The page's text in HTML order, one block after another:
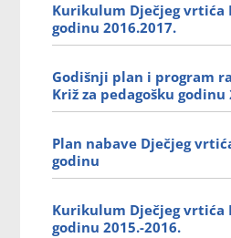
Kurikulum Dječjeg vrtića
godinu 2016.2017.
Godišnji plan i program
Križ za pedagošku godinu
Plan nabave Dječjeg
godinu
Kurikulum Dječjeg vrtića
godinu 2015.-2016.